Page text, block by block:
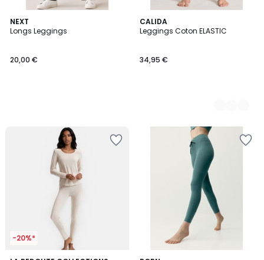
NEXT
Longs Leggings
20,00 €
CALIDA
Leggings Coton ELASTIC
34,95 €
4
Couleurs
-20%*